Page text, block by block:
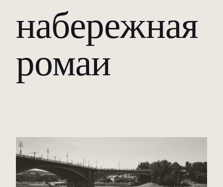
набережная
ромаи